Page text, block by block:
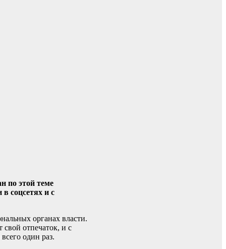
по этой теме
соцсетях и с
органах власти.
отпечаток, и с
один раз.